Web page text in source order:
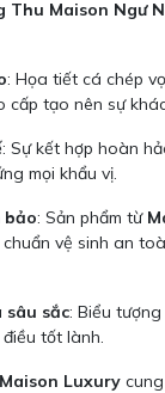
Thu Maison Ngư
: Họa tiết cá chép
cấp tạo nên sự
: Sự kết hợp hoàn
mọi khẩu vị.
bảo: Sản phẩm từ
vệ sinh an
sâu sắc: Biểu
tốt lành.
Maison Luxury